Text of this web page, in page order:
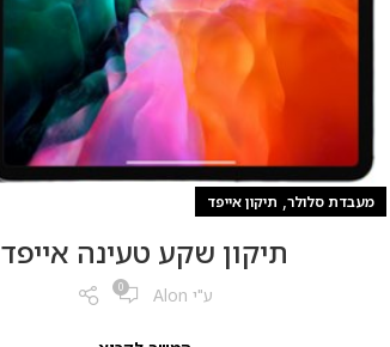
מעבדת סלולר, תיקון אייפד
תיקון שקע טעינה אייפד
ע"י Alon
0